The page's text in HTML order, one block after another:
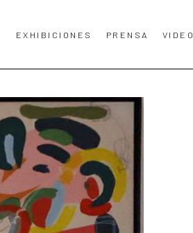
EXHIBICIONES PRENSA VIDEO